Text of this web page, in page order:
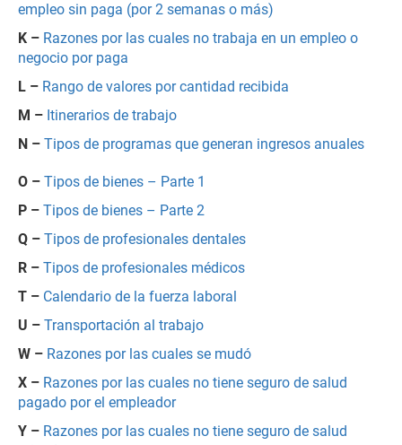
empleo sin paga (por 2 semanas o más)
K – Razones por las cuales no trabaja en un empleo o
negocio por paga
L – Rango de valores por cantidad recibida
M – Itinerarios de trabajo
N – Tipos de programas que generan ingresos anuales
O – Tipos de bienes – Parte 1
P – Tipos de bienes – Parte 2
Q – Tipos de profesionales dentales
R – Tipos de profesionales médicos
T – Calendario de la fuerza laboral
U – Transportación al trabajo
W – Razones por las cuales se mudó
X – Razones por las cuales no tiene seguro de salud
pagado por el empleador
Y – Razones por las cuales no tiene seguro de salud